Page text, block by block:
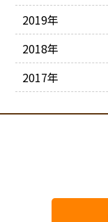
2019年
2018年
2017年